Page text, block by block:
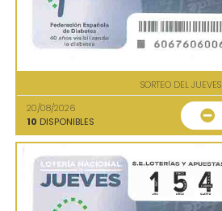
SORTEO DEL JUEVES
20/08/2026
10 DISPONIBLES